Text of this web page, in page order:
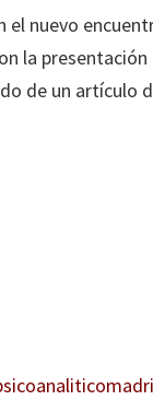
nuevo
la
de un artículo